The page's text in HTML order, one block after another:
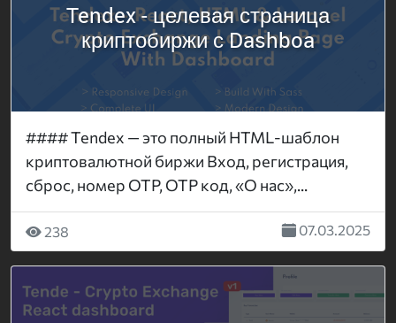
Tendex - целевая страница
криптобиржи с Dashboa
#### Tendex — это полный HTML-шаблон
криптовалютной биржи Вход, регистрация,
сброс, номер OTP, OTP код, «О нас»,...
238 07.03.2025